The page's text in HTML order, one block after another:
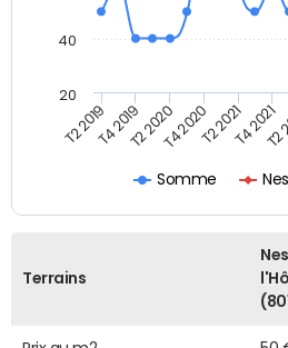
Somme
T2 2019T4 2019T2 2020T4 2020T2 2021T4 2021
20
40
Terrains